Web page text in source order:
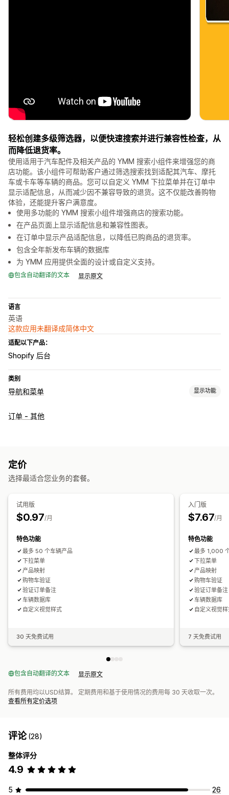
轻松创建多级筛选器，以便快速搜索并进行兼容性检查，从
而降低退货率。
使用适用于汽车配件及相关产品的 YMM 搜索小组件来增强您的商
店功能。该小组件可帮助客户通过筛选搜索找到适配其汽车、摩托
车或卡车等车辆的商品。您可以自定义 YMM 下拉菜单并在订单中
显示适配信息，从而减少因不兼容导致的退货。这不仅能改善购物
体验，还能提升客户满意度。
使用多功能的 YMM 搜索小组件增强商店的搜索功能。
在产品页面上显示适配信息和兼容性图表。
在订单中显示产品适配信息，以降低已购商品的退货率。
包含全年新发布车辆的数据库
为 YMM 应用提供全面的设计或自定义支持。
包含自动翻译的文本 显示原文
语言
英语
这款应用未翻译成简体中文
适配以下产品：
Shopify 后台
类别
导航和菜单 显示功能
菜单样式
固定导航栏
自定义
订单 - 其他
定价
选择最适合您业务的套餐。
试用版
$0.97/月
特色功能
最多 50 个车辆产品
下拉菜单
产品映射
购物车验证
验证订单备注
车辆数据库
自定义视觉样式
30 天免费试用
入门版
$7.67/月
特色功能
最多 1,000
下拉菜单
产品映射
购物车验证
验证订单备注
车辆数据库
自定义视觉
7 天免费试用
包含自动翻译的文本 显示原文
所有费用均以USD结算。 定期费用和基于使用情况的费用每 30 天收取一次。
查看所有定价选项
评论(28)
整体评分
4.9
5 26